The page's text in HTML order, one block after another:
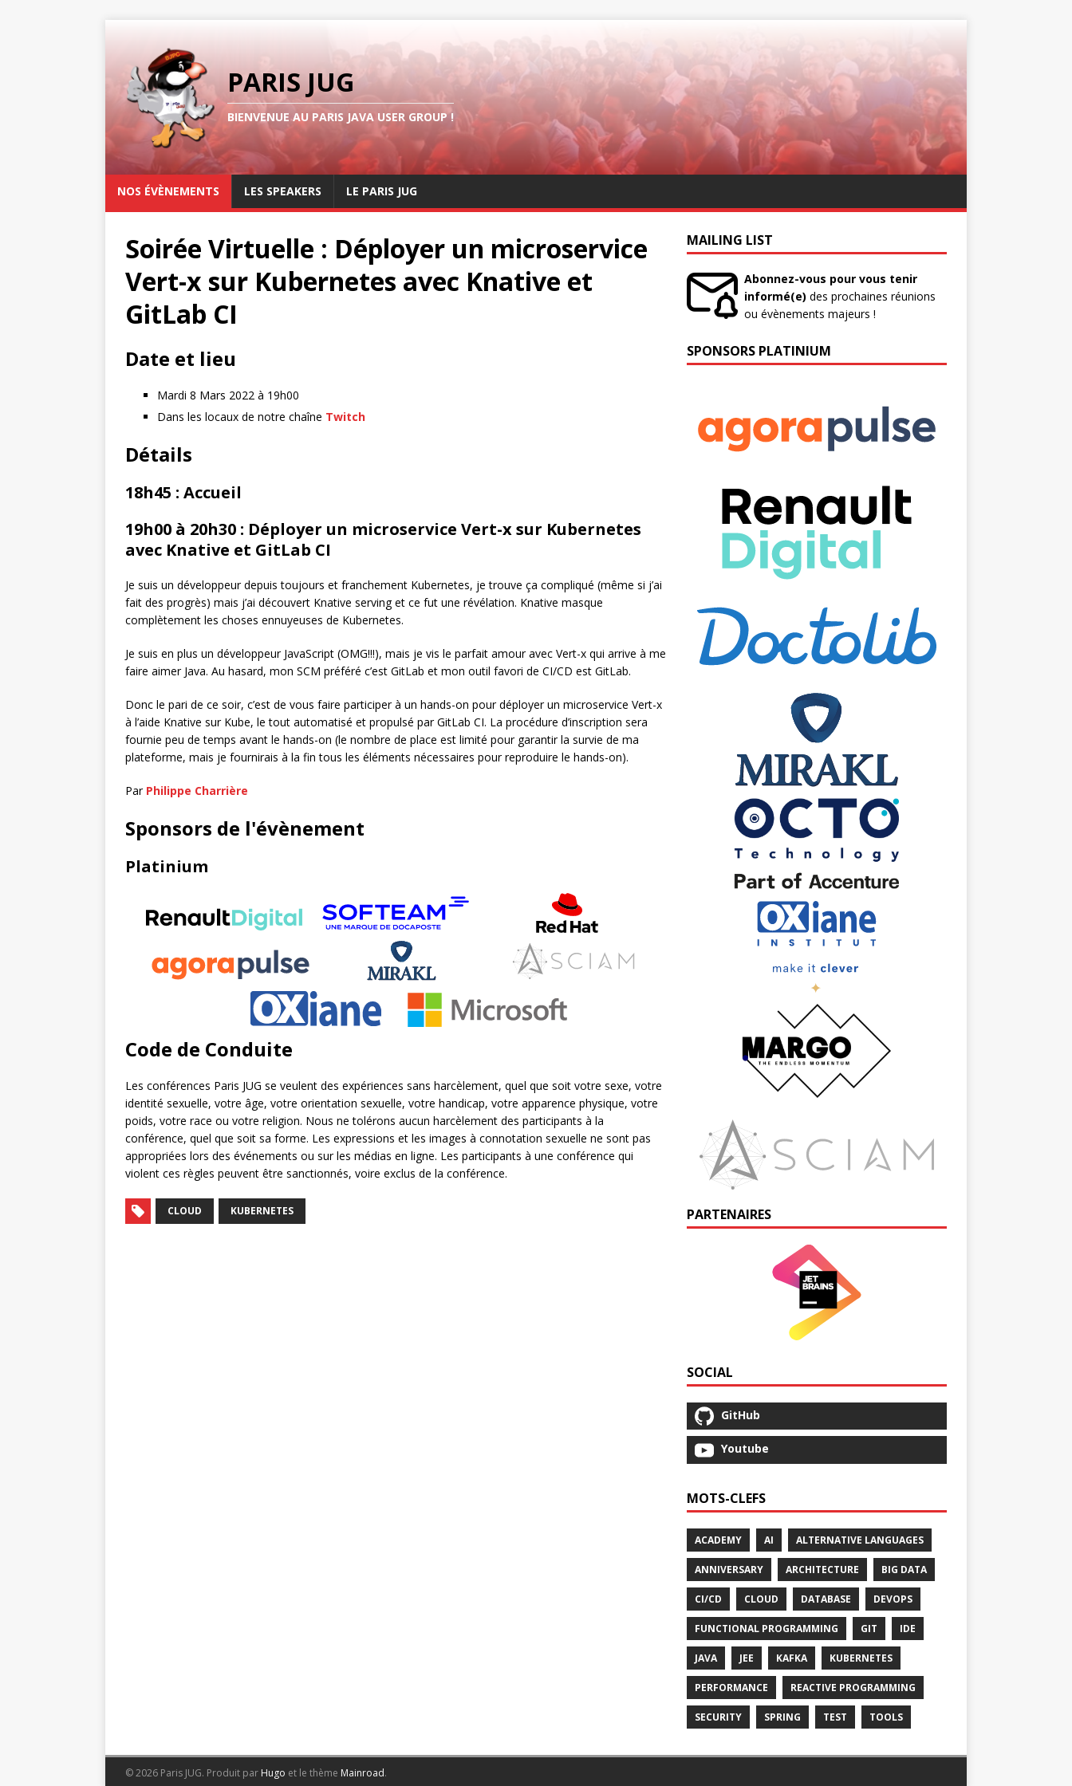
PARIS JUG
BIENVENUE AU PARIS JAVA USER GROUP !
NOS ÉVÈNEMENTS LES SPEAKERS LE PARIS JUG
Soirée Virtuelle : Déployer un microservice
Vert-x sur Kubernetes avec Knative et
GitLab CI
Date et lieu
Mardi 8 Mars 2022 à 19h00
Dans les locaux de notre chaîne Twitch
Détails
18h45 : Accueil
19h00 à 20h30 : Déployer un microservice Vert-x sur Kubernetes
avec Knative et GitLab CI
Je suis un développeur depuis toujours et franchement Kubernetes, je trouve ça compliqué (même si j’ai
fait des progrès) mais j’ai découvert Knative serving et ce fut une révélation. Knative masque
complètement les choses ennuyeuses de Kubernetes.
Je suis en plus un développeur JavaScript (OMG!!!), mais je vis le parfait amour avec Vert-x qui arrive à me
faire aimer Java. Au hasard, mon SCM préféré c’est GitLab et mon outil favori de CI/CD est GitLab.
Donc le pari de ce soir, c’est de vous faire participer à un hands-on pour déployer un microservice Vert-x
à l’aide Knative sur Kube, le tout automatisé et propulsé par GitLab CI. La procédure d’inscription sera
fournie peu de temps avant le hands-on (le nombre de place est limité pour garantir la survie de ma
plateforme, mais je fournirais à la fin tous les éléments nécessaires pour reproduire le hands-on).
Par Philippe Charrière
Sponsors de l'évènement
Platinium
Code de Conduite
Les conférences Paris JUG se veulent des expériences sans harcèlement, quel que soit votre sexe, votre
identité sexuelle, votre âge, votre orientation sexuelle, votre handicap, votre apparence physique, votre
poids, votre race ou votre religion. Nous ne tolérons aucun harcèlement des participants à la
conférence, quel que soit sa forme. Les expressions et les images à connotation sexuelle ne sont pas
appropriées lors des événements ou sur les médias en ligne. Les participants à une conférence qui
violent ces règles peuvent être sanctionnés, voire exclus de la conférence.
CLOUD KUBERNETES
MAILING LIST
Abonnez-vous pour vous tenir
informé(e) des prochaines réunions
ou évènements majeurs !
SPONSORS PLATINIUM
PARTENAIRES
SOCIAL
GitHub
Youtube
MOTS-CLEFS
ACADEMY AI ALTERNATIVE LANGUAGES
ANNIVERSARY ARCHITECTURE BIG DATA
CI/CD CLOUD DATABASE DEVOPS
FUNCTIONAL PROGRAMMING GIT IDE
JAVA JEE KAFKA KUBERNETES
PERFORMANCE REACTIVE PROGRAMMING
SECURITY SPRING TEST TOOLS
© 2026 Paris JUG. Produit par Hugo et le thème Mainroad.